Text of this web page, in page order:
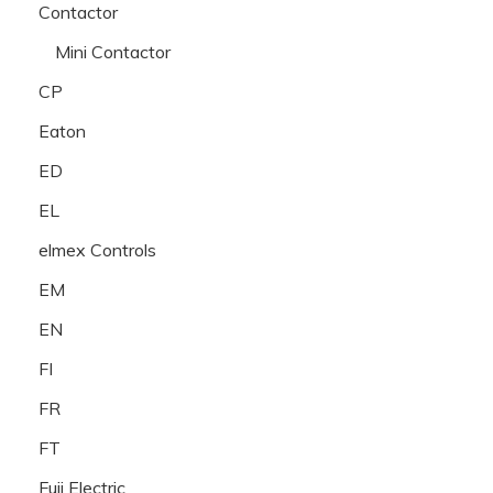
Contactor
Mini Contactor
CP
Eaton
ED
EL
elmex Controls
EM
EN
FI
FR
FT
Fuji Electric